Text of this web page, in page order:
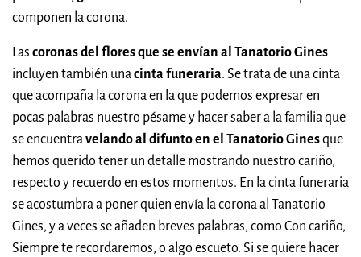
componen la corona.
Las coronas del flores que se envían al Tanatorio Gines
incluyen también unacinta funeraria. Se trata de una cinta
que acompaña la corona en la que podemos expresar en
pocas palabras nuestro pésame y hacer saber a la familia que
se encuentravelando al difunto en el Tanatorio Ginesque
hemos querido tener un detalle mostrando nuestro cariño,
respecto y recuerdo en estos momentos. En la cinta funeraria
se acostumbra a poner quien envía la corona al Tanatorio
Gines, y a veces se añaden breves palabras, como Con cariño,
Siempre te recordaremos, o algo escueto. Si se quiere hacer